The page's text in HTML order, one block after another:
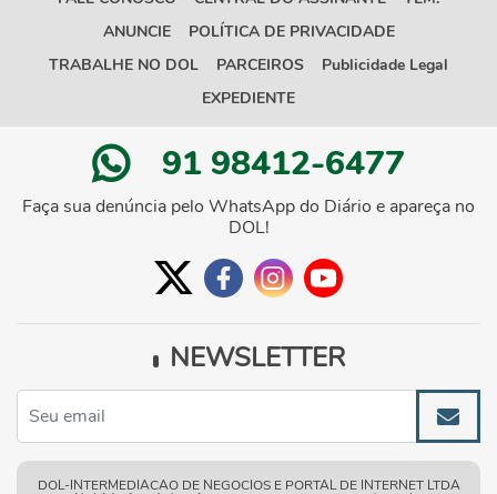
ANUNCIE
POLÍTICA DE PRIVACIDADE
TRABALHE NO DOL
PARCEIROS
Publicidade Legal
EXPEDIENTE
91 98412-6477
Faça sua denúncia pelo WhatsApp do Diário e apareça no
DOL!
NEWSLETTER
DOL-INTERMEDIACAO DE NEGOCIOS E PORTAL DE INTERNET LTDA